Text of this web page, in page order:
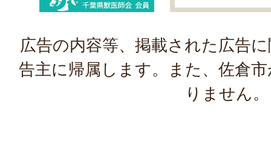
広告の内容等、掲載された広告
告主に帰属します。また、佐倉
りません。